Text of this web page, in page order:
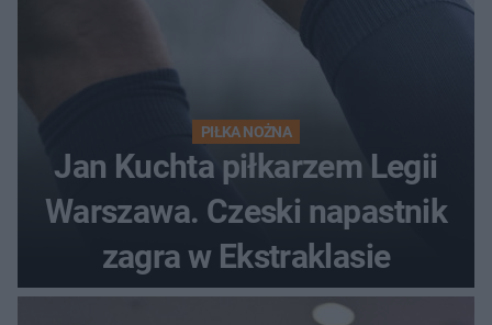
PIŁKA NOŻNA
Jan Kuchta piłkarzem Legii
Warszawa. Czeski napastnik
zagra w Ekstraklasie